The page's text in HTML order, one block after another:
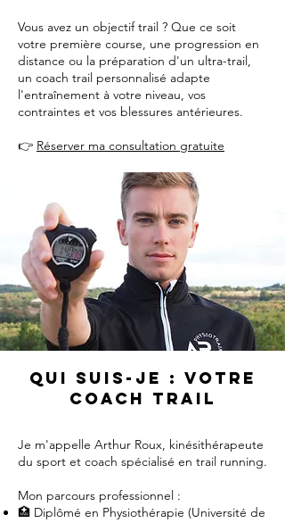
Vous avez un objectif trail ? Que ce soit
votre première course, une progression en
distance ou la préparation d'un ultra-trail,
un coach trail personnalisé adapte
l'entraînement à votre niveau, vos
contraintes et vos blessures antérieures.
👉 Réserver ma consultation gratuite
Qui suis-je : votre
coach trail
Je m'appelle Arthur Roux, kinésithérapeute
du sport et coach spécialisé en trail running.
Mon parcours professionnel :
🏥 Diplômé en Physiothérapie (Université de